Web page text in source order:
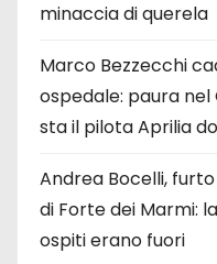
minaccia di querela
Marco Bezzecchi
ospedale: paura nel
sta il pilota Aprilia
Andrea Bocelli,
di Forte dei Marmi:
ospiti erano fuori